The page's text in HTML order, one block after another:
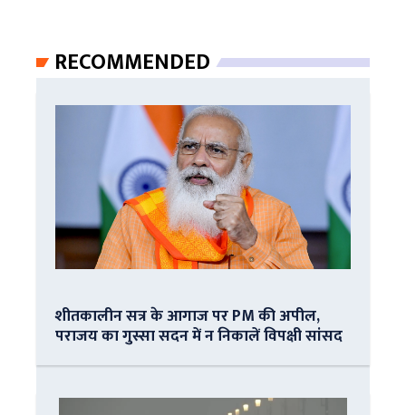
RECOMMENDED
शीतकालीन सत्र के आगाज पर PM की अपील,
पराजय का गुस्सा सदन में न निकालें विपक्षी सांसद